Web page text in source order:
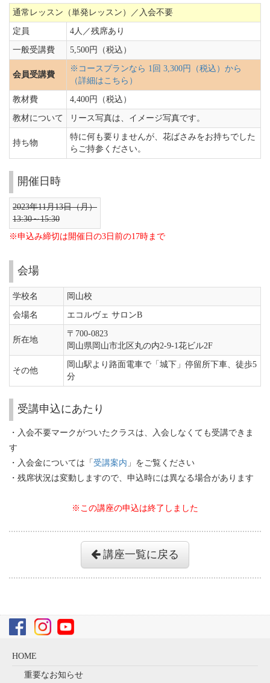
通常レッスン（単発レッスン）／入会不要
定員 4人／残席あり
一般受講費 5,500円（税込）
会員受講費
※コースプランなら 1回 3,300円（税込）から
（詳細はこちら）
教材費 4,400円（税込）
教材について リース写真は、イメージ写真です。
持ち物
特に何も要りませんが、花ばさみをお持ちでした
らご持参ください。
開催日時
2023年11月13日（月）
13:30～15:30
※申込み締切は開催日の3日前の17時まで
会場
学校名 岡山校
会場名 エコルヴェ サロンB
所在地
〒700-0823
岡山県岡山市北区丸の内2-9-1花ビル2F
その他
岡山駅より路面電車で「城下」停留所下車、徒歩5
分
受講申込にあたり
・入会不要マークがついたクラスは、入会しなくても受講できま
す
・入会金については「 受講案内 」をご覧ください
・残席状況は変動しますので、申込時には異なる場合があります
※この講座の申込は終了しました
講座一覧に戻る
HOME
重要なお知らせ